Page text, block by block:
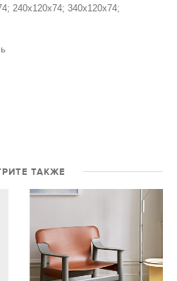
240x120x74; 340x120x74;
ТАКЖЕ